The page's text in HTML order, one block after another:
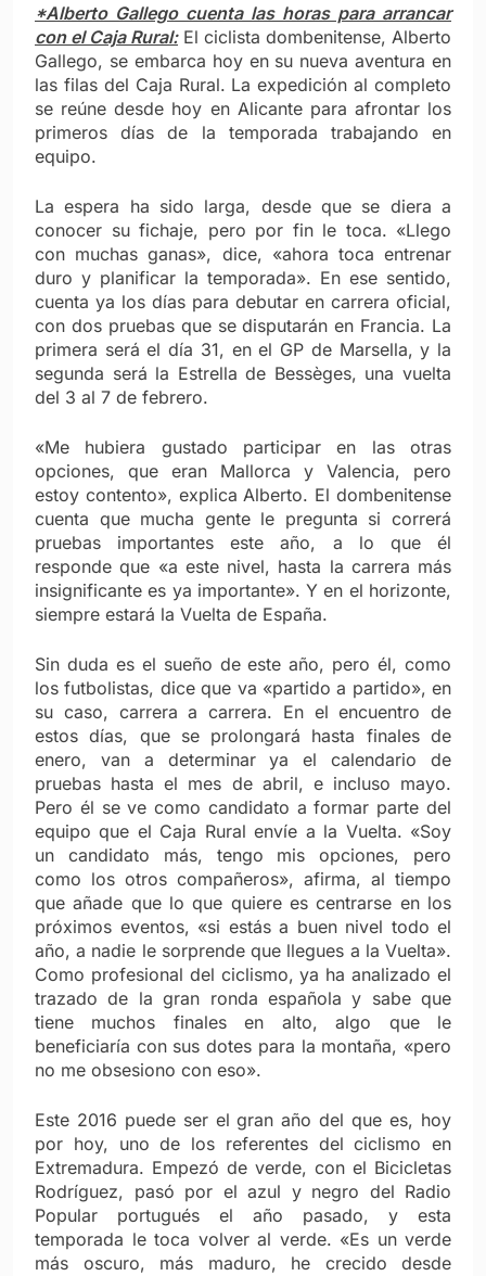
*Alberto Gallego cuenta las horas para arrancar
con el Caja Rural:El ciclista dombenitense, Alberto
Gallego, se embarca hoy en su nueva aventura en
las filas del Caja Rural. La expedición al completo
se reúne desde hoy en Alicante para afrontar los
primeros días de la temporada trabajando en
equipo.
La espera ha sido larga, desde que se diera a
conocer su fichaje, pero por fin le toca. «Llego
con muchas ganas», dice, «ahora toca entrenar
duro y planificar la temporada». En ese sentido,
cuenta ya los días para debutar en carrera oficial,
con dos pruebas que se disputarán en Francia. La
primera será el día 31, en el GP de Marsella, y la
segunda será la Estrella de Bessèges, una vuelta
del 3 al 7 de febrero.
«Me hubiera gustado participar en las otras
opciones, que eran Mallorca y Valencia, pero
estoy contento», explica Alberto. El dombenitense
cuenta que mucha gente le pregunta si correrá
pruebas importantes este año, a lo que él
responde que «a este nivel, hasta la carrera más
insignificante es ya importante». Y en el horizonte,
siempre estará la Vuelta de España.
Sin duda es el sueño de este año, pero él, como
los futbolistas, dice que va «partido a partido», en
su caso, carrera a carrera. En el encuentro de
estos días, que se prolongará hasta finales de
enero, van a determinar ya el calendario de
pruebas hasta el mes de abril, e incluso mayo.
Pero él se ve como candidato a formar parte del
equipo que el Caja Rural envíe a la Vuelta. «Soy
un candidato más, tengo mis opciones, pero
como los otros compañeros», afirma, al tiempo
que añade que lo que quiere es centrarse en los
próximos eventos, «si estás a buen nivel todo el
año, a nadie le sorprende que llegues a la Vuelta».
Como profesional del ciclismo, ya ha analizado el
trazado de la gran ronda española y sabe que
tiene muchos finales en alto, algo que le
beneficiaría con sus dotes para la montaña, «pero
no me obsesiono con eso».
Este 2016 puede ser el gran año del que es, hoy
por hoy, uno de los referentes del ciclismo en
Extremadura. Empezó de verde, con el Bicicletas
Rodríguez, pasó por el azul y negro del Radio
Popular portugués el año pasado, y esta
temporada le toca volver al verde. «Es un verde
más oscuro, más maduro, he crecido desde